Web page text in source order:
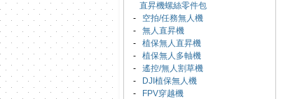
直昇機螺絲零件包
- 空拍/任務無人機
- 無人直昇機
- 植保無人直昇機
- 植保無人多軸機
- 遙控/無人割草機
-
DJI植保無人機
-
FPV穿越機